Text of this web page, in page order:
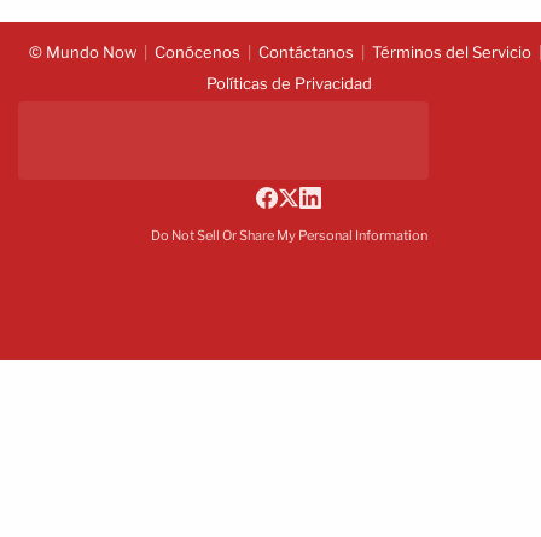
© Mundo Now Conócenos Contáctanos
Términos del Servicio
Políticas de Privacidad
Do Not Sell Or Share My Personal Information